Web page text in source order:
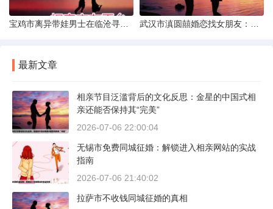
最新文章
相亲节目泛滥背后的文化反思：金星的中国式相
亲还能否保持其“完美”
2026-07-06 22:00:04
无锡市免费同城征婚：解锁进入相亲网站的实战
指南
2026-07-06 21:40:02
拉萨市不收钱同城征婚的真相